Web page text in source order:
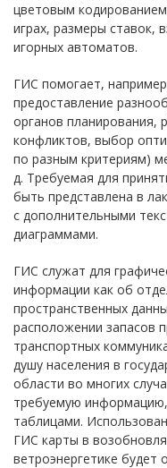
цветовым
играх, размеры ставок,
игорных автоматов.
ГИС помогает,
предоставление
органов планирования,
конфликтов, выбор
по разным критериям)
д. Требуемая для
быть представлена в
с дополнительными
диаграммами.
ГИС служат для
информации как об
пространственных
расположении запасов
транспортных
душу населения в
области во многих
требуемую
таблицами.
ГИС карты в
ветроэнергетике